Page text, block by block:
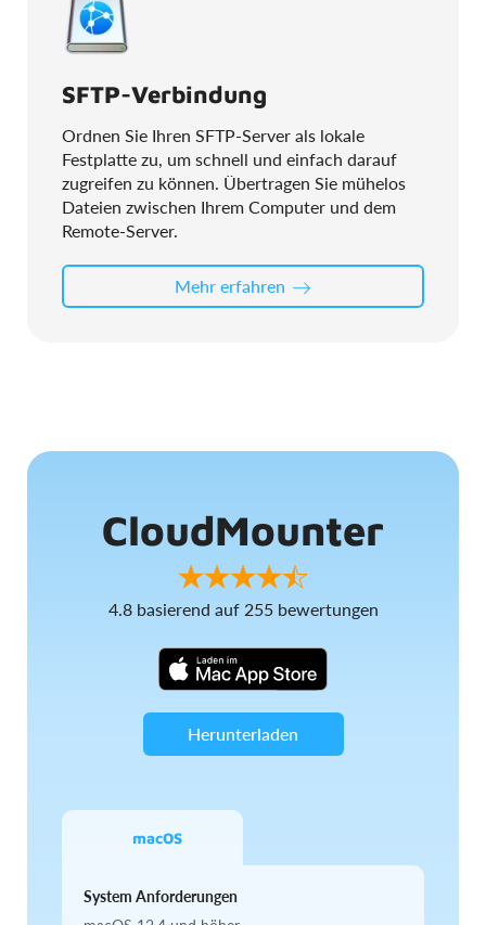
SFTP-Verbindung
Ordnen Sie Ihren SFTP-Server als lokale
Festplatte zu, um schnell und einfach darauf
zugreifen zu können. Übertragen Sie mühelos
Dateien zwischen Ihrem Computer und dem
Remote-Server.
Mehr erfahren
CloudMounter
4.8 basierend auf 255bewertungen
Herunterladen
macOS
System Anforderungen